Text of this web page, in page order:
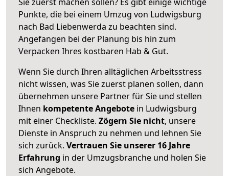
Punkte, die bei einem Umzug von Ludwigsburg
nach Bad Liebenwerda zu beachten sind.
Angefangen bei der Planung bis hin zum
Verpacken Ihres kostbaren Hab & Gut.
Wenn Sie durch Ihren alltäglichen Arbeitsstress
nicht wissen, was Sie zuerst planen sollen, dann
übernehmen unsere Partner für Sie und stellen
Ihnen kompetente Angebote in Ludwigsburg
mit einer Checkliste. Zögern Sie nicht, unsere
Dienste in Anspruch zu nehmen und lehnen Sie
sich zurück. Vertrauen Sie unserer 16 Jahre
Erfahrung in der Umzugsbranche und holen Sie
sich Angebote.